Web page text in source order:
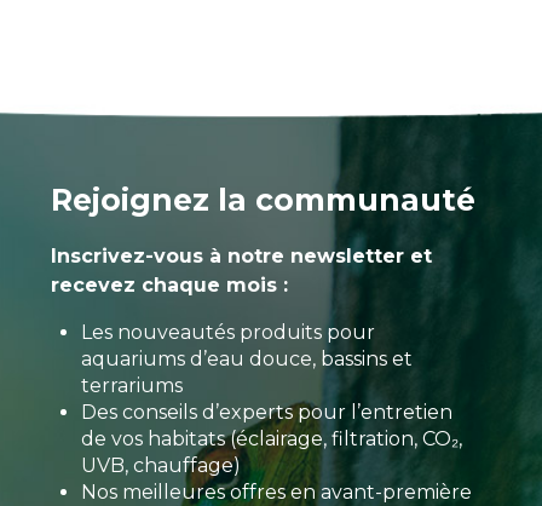
Rejoignez la communauté
Inscrivez-vous à notre newsletter et
recevez chaque mois :
Les nouveautés produits pour
aquariums d’eau douce, bassins et
terrariums
Des conseils d’experts pour l’entretien
de vos habitats (éclairage, filtration, CO₂,
UVB, chauffage)
Nos meilleures offres en avant-première